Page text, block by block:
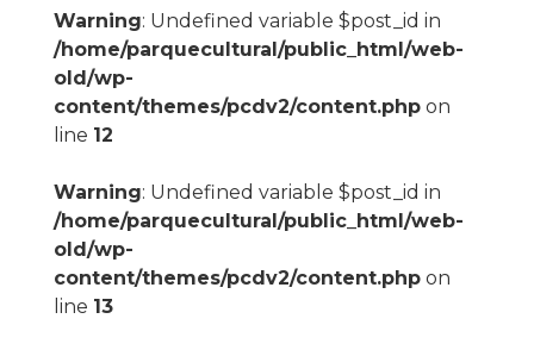
Warning: Undefined variable $post_id in
/home/parquecultural/public_html/web-
old/wp-
content/themes/pcdv2/content.phpon
line 12
Warning: Undefined variable $post_id in
/home/parquecultural/public_html/web-
old/wp-
content/themes/pcdv2/content.phpon
line 13